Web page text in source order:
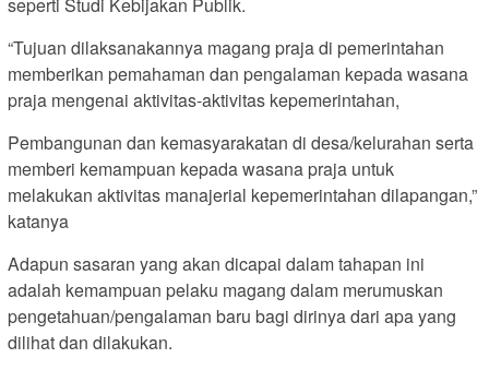
“Tujuan dilaksanakannya magang praja di pemerintahan
memberikan pemahaman dan pengalaman kepada wasana
praja mengenai aktivitas-aktivitas kepemerintahan,
Pembangunan dan kemasyarakatan di desa/kelurahan serta
memberi kemampuan kepada wasana praja untuk
melakukan aktivitas manajerial kepemerintahan dilapangan,”
katanya
Adapun sasaran yang akan dicapai dalam tahapan ini
adalah kemampuan pelaku magang dalam merumuskan
pengetahuan/pengalaman baru bagi dirinya dari apa yang
dilihat dan dilakukan.